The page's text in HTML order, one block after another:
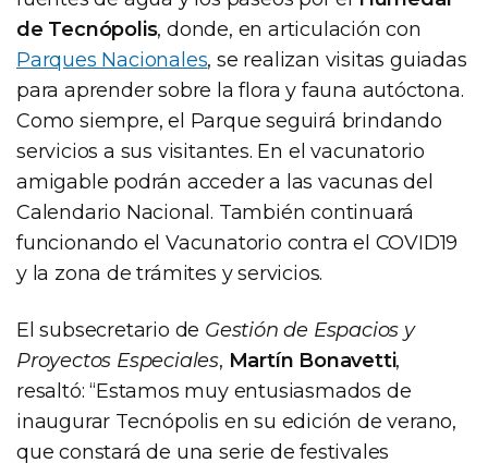
de Tecnópolis, donde, en articulación con
Parques Nacionales, se realizan visitas guiadas
para aprender sobre la flora y fauna autóctona.
Como siempre, el Parque seguirá brindando
servicios a sus visitantes. En el vacunatorio
amigable podrán acceder a las vacunas del
Calendario Nacional. También continuará
funcionando el Vacunatorio contra el COVID19
y la zona de trámites y servicios.
El subsecretario de Gestión de Espacios y
Proyectos Especiales, Martín Bonavetti,
resaltó: “Estamos muy entusiasmados de
inaugurar Tecnópolis en su edición de verano,
que constará de una serie de festivales